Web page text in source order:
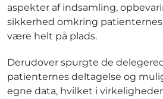
aspekter af indsamling,
sikkerhed omkring patienternes
være helt på plads.
Derudover spurgte de
patienternes deltagelse og
egne data, hvilket i